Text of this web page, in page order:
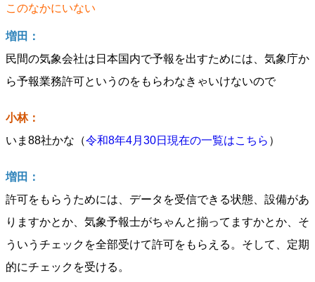
このなかにいない
増田：
民間の気象会社は日本国内で予報を出すためには、気象庁か
ら予報業務許可というのをもらわなきゃいけないので
小林：
いま88社かな（令和8年4月30日現在の一覧はこちら ）
増田：
許可をもらうためには、データを受信できる状態、設備があ
りますかとか、気象予報士がちゃんと揃ってますかとか、そ
ういうチェックを全部受けて許可をもらえる。そして、定期
的にチェックを受ける。